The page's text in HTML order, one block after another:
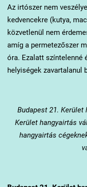
Az irtószer nem
kedvencekre (kutya,
közvetlenül nem
amíg a permetezőszer
óra. Ezalatt színtelenné
helyiségek zavartalanul
Budapest 21. Kerület
Kerület hangyairtás
hangyairtás